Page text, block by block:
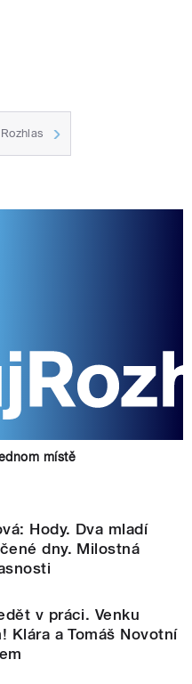
místě
Hody. Dva mladí
dny. Milostná
v práci. Venku
Klára a Tomáš Novotní